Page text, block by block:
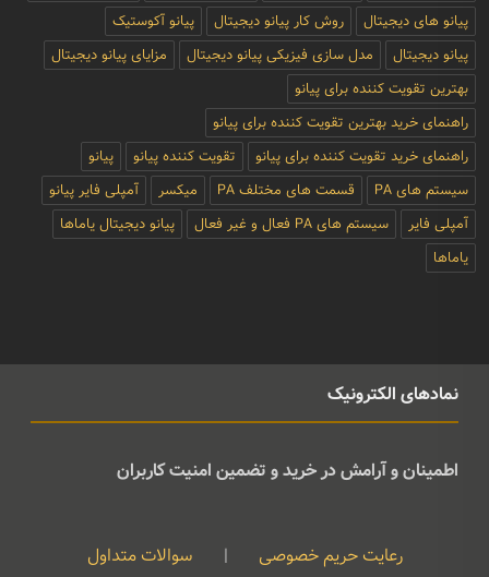
پیانو های دیجیتال
روش کار پیانو دیجیتال
پیانو آکوستیک
پیانو دیجیتال
مدل سازی فیزیکی پیانو دیجیتال
مزایای پیانو دیجیتال
بهترین تقویت کننده برای پیانو
راهنمای خرید بهترین تقویت کننده برای پیانو
راهنمای خرید تقویت کننده برای پیانو
تقویت کننده پیانو
پیانو
سیستم های PA
قسمت های مختلف PA میکسر
آمپلی فایر پیانو
آمپلی فایر
سیستم های PA فعال و غیر فعال
پیانو دیجیتال یاماها
یاماها
نمادهای الکترونیک
اطمینان و آرامش در خرید و تضمین امنیت کاربران
رعایت حریم خصوصی | سوالات متداول